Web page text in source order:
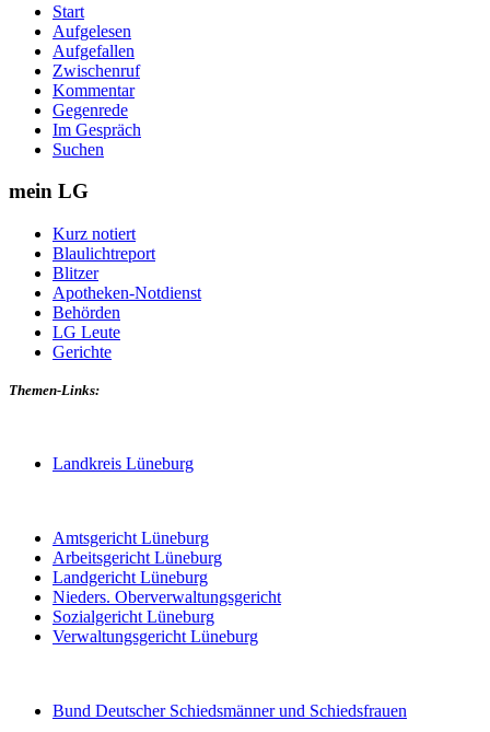
Start
Aufgelesen
Aufgefallen
Zwischenruf
Kommentar
Gegenrede
Im Gespräch
Suchen
mein LG
Kurz notiert
Blaulichtreport
Blitzer
Apotheken-Notdienst
Behörden
LG Leute
Gerichte
Themen-Links:
Landkreis Lüneburg
Amtsgericht Lüneburg
Arbeitsgericht Lüneburg
Landgericht Lüneburg
Nieders. Oberverwaltungsgericht
Sozialgericht Lüneburg
Verwaltungsgericht Lüneburg
Bund Deutscher Schiedsmänner und Schiedsfrauen